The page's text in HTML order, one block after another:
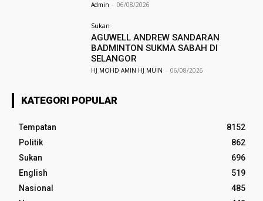
Admin - 06/08/2026
Sukan
AGUWELL ANDREW SANDARAN
BADMINTON SUKMA SABAH DI
SELANGOR
HJ MOHD AMIN HJ MUIN - 06/08/2026
KATEGORI POPULAR
Tempatan
8152
Politik
862
Sukan
696
English
519
Nasional
485